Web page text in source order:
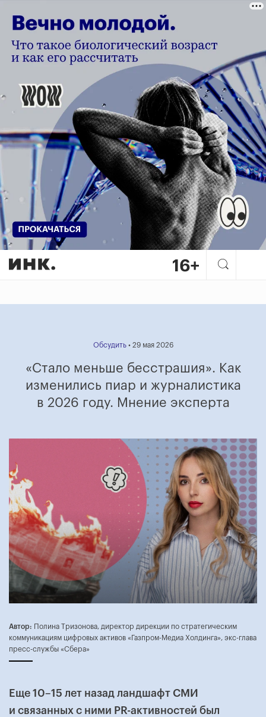
«Стало меньше
Обсудить• 29 мая 2026
«Стало меньше бесстрашия». Как
изменились пиар и журналистика
в 2026 году. Мнение эксперта
Автор: Полина Тризонова, директор дирекции по стратегическим
коммуникациям цифровых активов «Газпром-Медиа Холдинга», экс-глава
пресс-службы «Сбера»
Еще 10–15 лет назад ландшафт СМИ
и связанных с ними PR-активностей был